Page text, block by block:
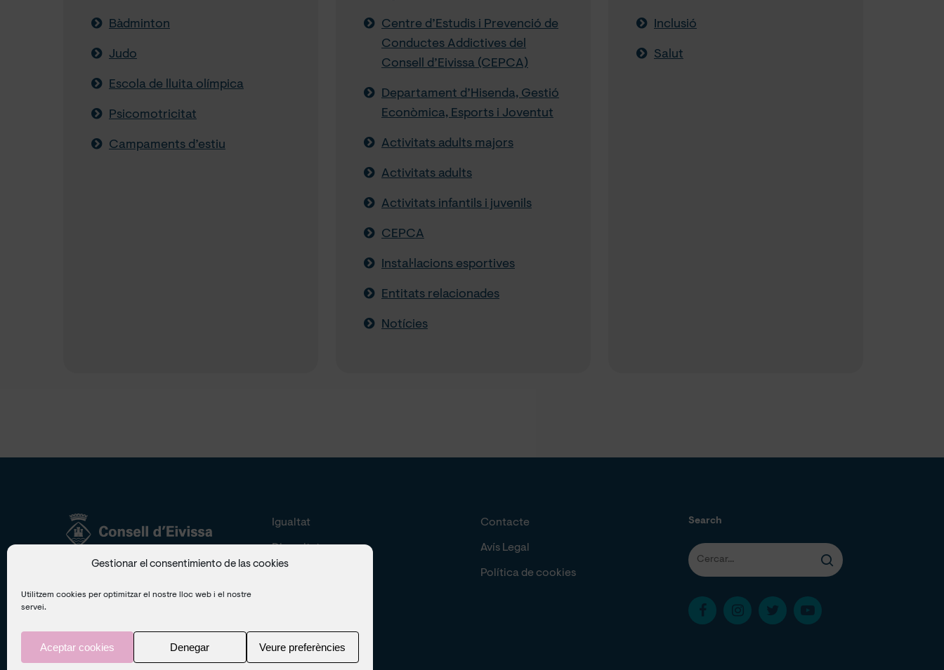
Gestionar el consentimiento de las cookies
Utilitzem cookies per optimitzar el nostre lloc web i el nostre
servei.
Aceptar cookies Denegar Veure preferències
Bàdminton
Judo
Escola de lluita olímpica
Psicomotricitat
Campaments d’estiu
Centre d’Estudis i Prevenció de
Conductes Addictives del
Consell d’Eivissa (CEPCA)
Departament d’Hisenda, Gestió
Econòmica, Esports i Joventut
Activitats adults majors
Activitats adults
Activitats infantils i juvenils
CEPCA
Instal·lacions esportives
Entitats relacionades
Notícies
Inclusió
Salut
Eivissa – Illes Balears
Igualtat
Diversitat
Contacte
Avís Legal
Política de cookies
Search